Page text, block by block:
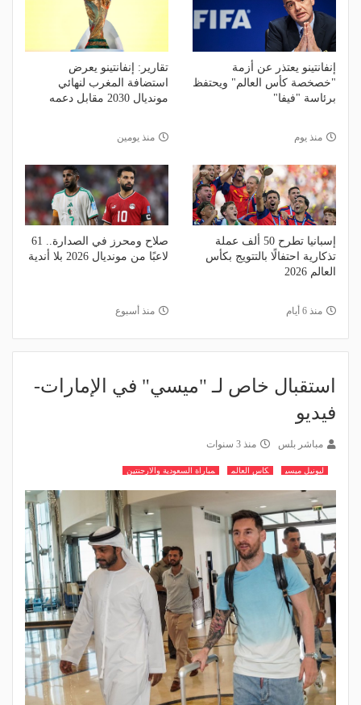
إنفانتينو يعتذر عن أزمة
"خصخصة كأس العالم" ويحتفظ
برئاسة "فيفا"
منذ يوم
تقارير: إنفانتينو يعرض
استضافة المغرب لنهائي
مونديال 2030 مقابل دعمه
منذ يومين
إسبانيا تطرح 50 ألف عملة
تذكارية احتفالًا بالتتويج بكأس
العالم 2026
منذ 6 أيام
صلاح ومحرز في الصدارة.. 61
لاعبًا من مونديال 2026 بلا أندية
منذ أسبوع
استقبال خاص لـ "ميسي" في الإمارات-
فيديو
مباشر بلس منذ 3 سنوات
ليونيل ميسي كاس العالم مباراة السعودية والارجنتين